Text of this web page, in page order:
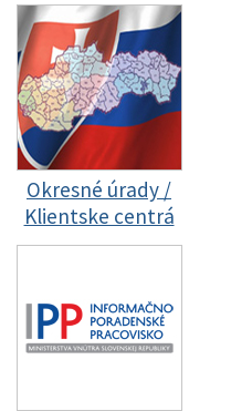
Okresné úrady /
Klientske centrá